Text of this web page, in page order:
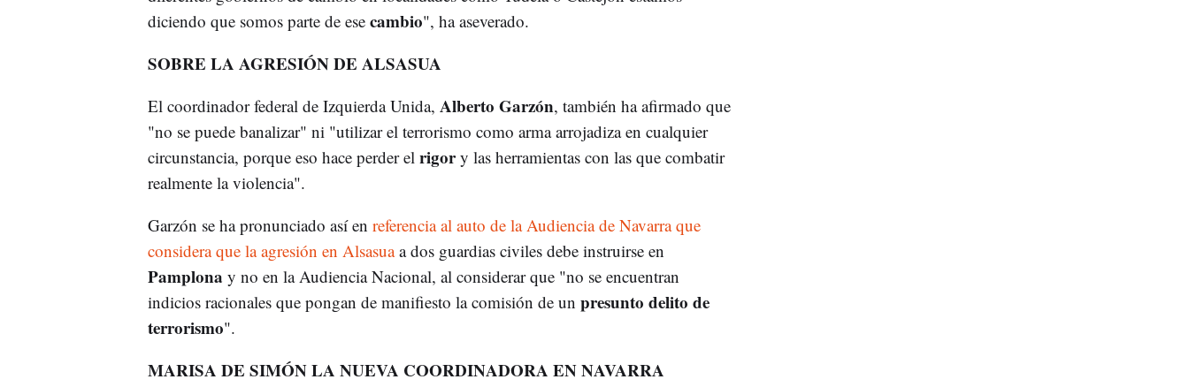
diciendo que somos parte de esecambio", ha aseverado.
SOBRE LA AGRESIÓN DE ALSASUA
El coordinador federal de Izquierda Unida, Alberto Garzón, también ha afirmado que
"no se puede banalizar" ni "utilizar el terrorismo como arma arrojadiza en cualquier
circunstancia, porque eso hace perder el rigory las herramientas con las que combatir
realmente la violencia".
Garzón se ha pronunciado así en referencia al auto de la Audiencia de Navarra que
considera que la agresión en Alsasuaa dos guardias civiles debe instruirse en
Pamplona y no en la Audiencia Nacional, al considerar que "no se encuentran
indicios racionales que pongan de manifiesto la comisión de un presunto delito de
terrorismo".
MARISA DE SIMÓN LA NUEVA COORDINADORA EN NAVARRA